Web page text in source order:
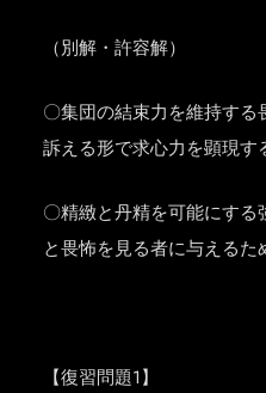
（別解・許容解）
〇集団の結束力を維持す
訴える形で求心力を顕現す
〇精緻と丹精を可能にす
と畏怖を見る者に与えるた
【復習問題1】